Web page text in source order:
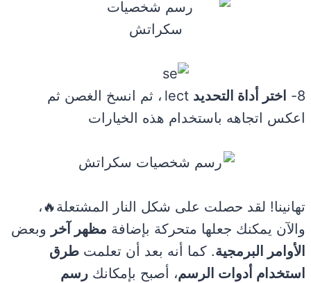
8- اختر أداة التحديد
، ثم انسخ الغصن ثم
اعكس اتجاهه باستخدام هذه الخيارات
تهانينا! لقد حصلت على شكل النار المشتعلة🔥،
والآن يمكنك جعلها متحركة بإضافة مظهر آخر وبعض
الأوامر البرمجية. كما أنه بعد أن تعلمت طرق
استخدام أدوات الرسم، أصبح بإمكانك رسم